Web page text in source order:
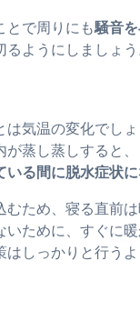
とで周りにも騒音
ようにしましょう
気温の変化でしょ
蒸し蒸しすると
いる間に脱水症状
ため、寝る直前
ために、すぐに暖
しっかりと行うよ